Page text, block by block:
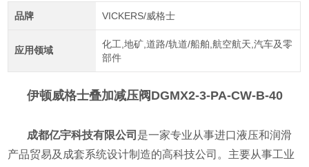
品牌 VICKERS/威格士
应用领域
化工,地矿,道路/轨道/船舶,航空航天,汽车及零
部件
伊顿威格士叠加减压阀 DGMX2-3-PA-CW-B-40
成都亿宇科技有限公司 是一家专业从事进口液压和润滑
产品贸易及成套系统设计制造的高科技公司。主要从事工业